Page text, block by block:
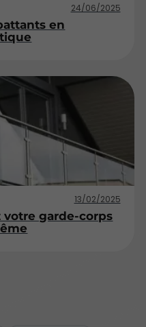
24/06/2025
en
13/02/2025
votre garde-corps